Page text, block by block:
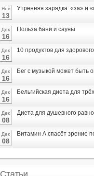
Янв
13
Утренняя зарядка: «за» и
Дек
16
Польза бани и сауны
Дек
16
10 продуктов для
Дек
16
Бег с музыкой может быть
Дек
16
Бельгийская диета для
Дек
08
Диета для душевного
Дек
08
Витамин А спасёт зрение
Статьи